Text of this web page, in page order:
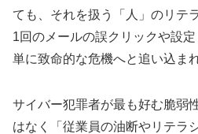
ても、それを扱う「人」のリテ
1回のメールの誤クリックや設
単に致命的な危機へと追い込ま
サイバー犯罪者が最も好む脆弱
はなく「従業員の油断やリテラ